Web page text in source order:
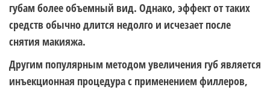
губам более объемный вид. Однако, эффект от таких
средств обычно длится недолго и исчезает после
снятия макияжа.
Другим популярным методом увеличения губ является
инъекционная процедура с применением филлеров,